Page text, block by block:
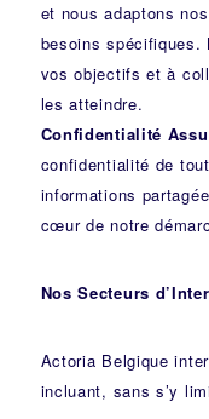
et nous adaptons
besoins spécifiques.
vos objectifs et à
les atteindre.
Confidentialité
confidentialité de
informations
cœur de notre
Nos Secteurs
Actoria Belgique
incluant, sans s’y